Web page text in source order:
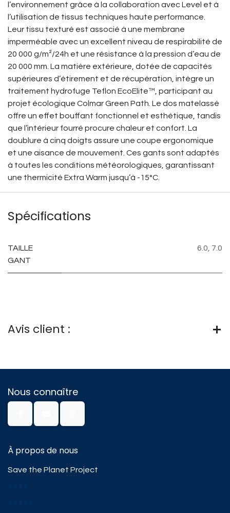
l’environnement grâce à la collaboration avec Level et à
l’utilisation de tissus techniques haute performance.
Leur tissu texturé est associé à une membrane
imperméable avec un excellent niveau de respirabilité de
20 000 g/m²/24h et une résistance à la pression d’eau de
20 000 mm. La matière extérieure, dotée de capacités
supérieures d’étirement et de récupération, intègre un
traitement hydrofuge Teflon EcoElite™, participant au
projet écologique Colmar Green Path. Le dos matelassé
offre un effet bouffant fonctionnel et esthétique, tandis
que l’intérieur fourré procure chaleur et confort. La
doublure à cinq doigts assure une coupe ergonomique
et une aisance de mouvement. Ces gants sont adaptés
à toutes les conditions météorologiques, garantissant
une thermicité Extra Warm jusqu’à -15°C.
Spécifications
TAILLE
GANT
6.0 7.0
Avis client :
Nous connaître
À propos de nous
Save the Planet Project
####
#####